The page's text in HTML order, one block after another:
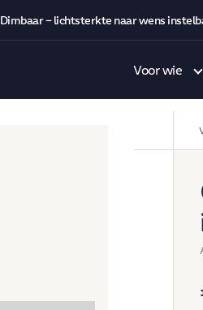
Dimbaar – lichtsterkte naar wens
Voor wie